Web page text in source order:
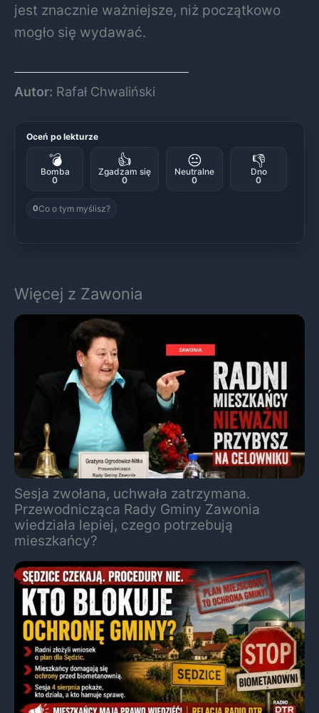
jest znacznie ważniejsze, niż początkowo
mogło się wydawać.
Autor: Rafał Chwaliński
Oceń po lekturze
💣
Bomba
0
👍
Zgadzam się
0
😐
Neutralne
0
👎
Dno
0
0Co o tym myślisz?
Więcej z Zawonia
Sesja zwołana, uchwała zatrzymana.
Przewodnicząca Rady Gminy Zawonia
wiedziała lepiej, czego potrzebują
mieszkańcy?